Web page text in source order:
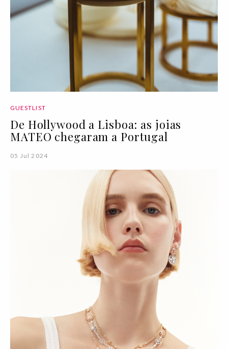
GUESTLIST
De Hollywood a Lisboa: as joias
MATEO chegaram a Portugal
05 Jul 2024